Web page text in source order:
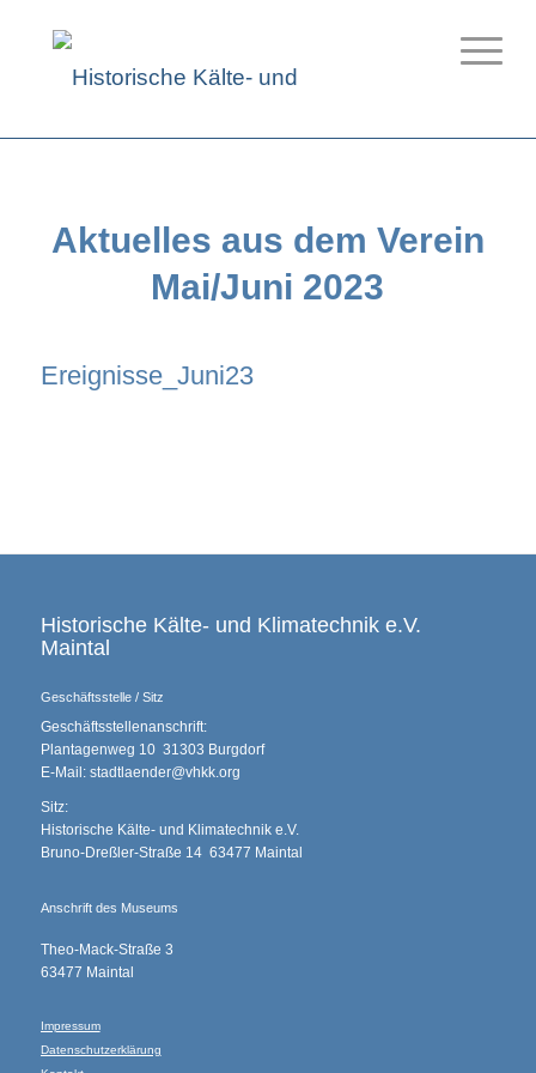
Aktuelles aus dem Verein
Mai/Juni 2023
Ereignisse_Juni23
Historische Kälte- und Klimatechnik e.V.
Maintal
Geschäftsstelle / Sitz
Geschäftsstellenanschrift:
Plantagenweg 10 31303 Burgdorf
E-Mail: stadtlaender@vhkk.org
Sitz:
Historische Kälte- und Klimatechnik e.V.
Bruno-Dreßler-Straße 14 63477 Maintal
Anschrift des Museums
Theo-Mack-Straße 3
63477 Maintal
Impressum
Datenschutzerklärung